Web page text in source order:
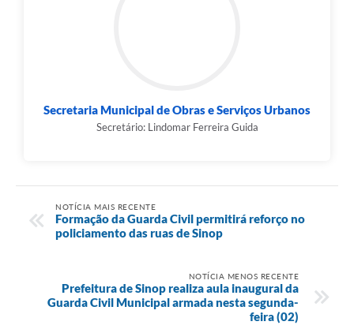
Secretaria Municipal de Obras e Serviços Urbanos
Secretário: Lindomar Ferreira Guida
NOTÍCIA MAIS RECENTE
Formação da Guarda Civil permitirá reforço no
policiamento das ruas de Sinop
NOTÍCIA MENOS RECENTE
Prefeitura de Sinop realiza aula inaugural da
Guarda Civil Municipal armada nesta segunda-
feira (02)